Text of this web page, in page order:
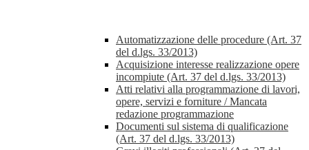
Automatizzazione delle procedure (Art. 37
del d.lgs. 33/2013)
Acquisizione interesse realizzazione opere
incompiute (Art. 37 del d.lgs. 33/2013)
Atti relativi alla programmazione di lavori,
opere, servizi e forniture / Mancata
redazione programmazione
Documenti sul sistema di qualificazione
(Art. 37 del d.lgs. 33/2013)